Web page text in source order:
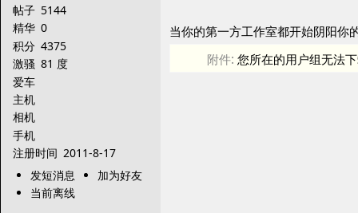
帖子 5144
精华 0
积分 4375
激骚 81 度
爱车
主机
相机
手机
注册时间 2011-8-17
发短消息
加为好友
当前离线
当你的第一方工作室都开始阴阳你
附件:您所在的用户组无法